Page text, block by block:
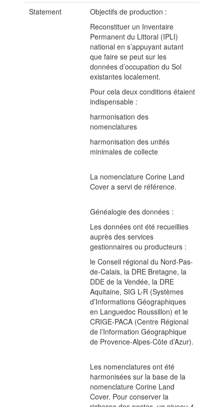
Statement
Objectifs de production :
Reconstituer un Inventaire
Permanent du Littoral (IPLI)
national en s’appuyant autant
que faire se peut sur les
données d’occupation du Sol
existantes localement.
Pour cela deux conditions étaient
indispensable :
harmonisation des
nomenclatures
harmonisation des unités
minimales de collecte
La nomenclature Corine Land
Cover a servi de référence.
Généalogie des données :
Les données ont été recueillies
auprès des services
gestionnaires ou producteurs :
le Conseil régional du Nord-Pas-
de-Calais, la DRE Bretagne, la
DDE de la Vendée, la DRE
Aquitaine, SIG L-R (Systèmes
d’Informations Géographiques
en Languedoc Roussillon) et le
CRIGE-PACA (Centre Régional
de l’Information Géographique
de Provence-Alpes-Côte d’Azur).
Les nomenclatures ont été
harmonisées sur la base de la
nomenclature Corine Land
Cover. Pour conserver la